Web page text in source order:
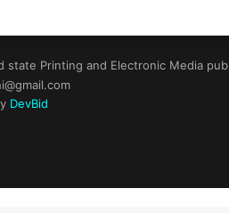
state Printing and Electronic Media
DevBid